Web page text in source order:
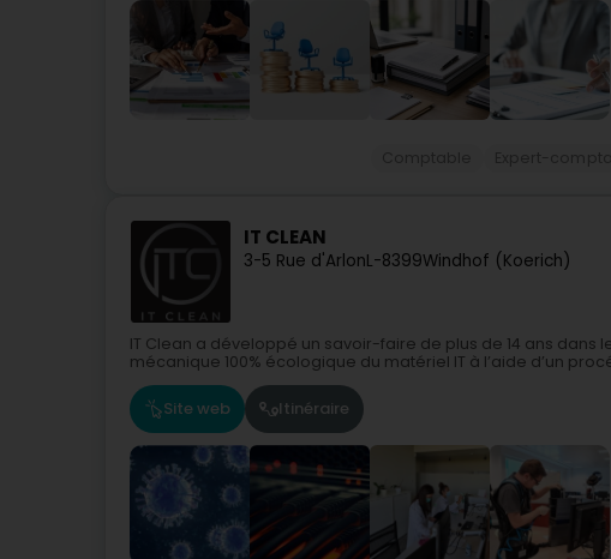
IT CLEAN
3-5 Rue d'ArlonL-8399Windhof (Koerich)
IT Clean a développé un savoir-faire de plus de 14 ans
mécanique 100% écologique du matériel IT à l’aide d’un
Site web Itinéraire